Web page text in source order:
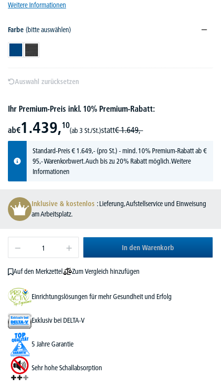
Weitere Informationen
Farbe (bitte auswählen)
Auswahl zurücksetzen
Ihr Premium-Preis inkl. 10% Premium-Rabatt:
ab€1.439,10
(ab 3 St./St.)statt€ 1.649,-
Standard-Preis€ 1.649,-(pro St.) - mind. 10% Premium-Rabatt ab €
95,- Warenkorbwert. Auch bis zu 20% Rabatt möglich.Weitere
Informationen
Inklusive & kostenlos : Lieferung, Aufstellservice und Einweisung
am Arbeitsplatz.
In den Warenkorb
Auf den Merkzettel Zum Vergleich hinzufügen
Einrichtungslösungen für mehr Gesundheit und Erfolg
Exklusiv bei DELTA-V
5 Jahre Garantie
Sehr hohe Schallabsorption